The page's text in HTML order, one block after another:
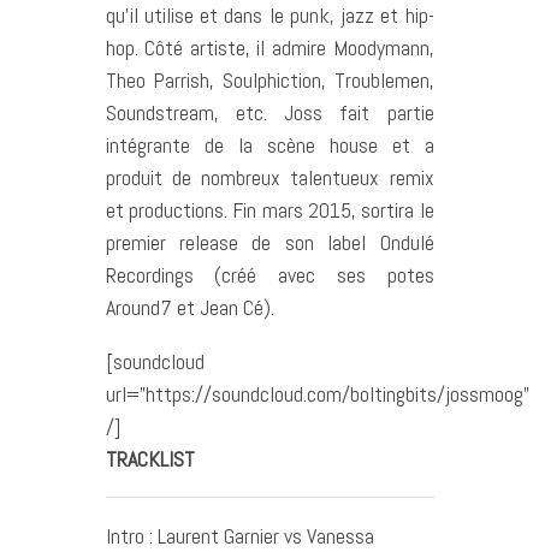
qu’il utilise et dans le punk, jazz et hip-
hop. Côté artiste, il admire Moodymann,
Theo Parrish, Soulphiction, Troublemen,
Soundstream, etc. Joss fait partie
intégrante de la scène house et a
produit de nombreux talentueux remix
et productions. Fin mars 2015, sortira le
premier release de son label Ondulé
Recordings (créé avec ses potes
Around7 et Jean Cé).
[soundcloud
url=”https://soundcloud.com/boltingbits/jossmoog”
/]
TRACKLIST
Intro : Laurent Garnier vs Vanessa